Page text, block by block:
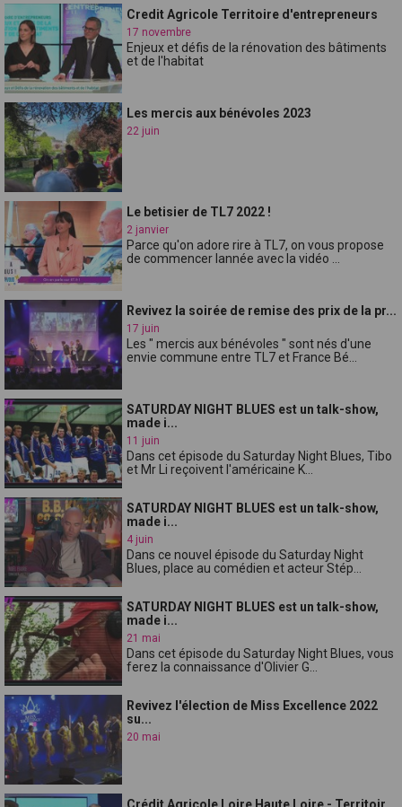
Credit Agricole Territoire d'entrepreneurs
17 novembre
Enjeux et défis de la rénovation des bâtiments
et de l'habitat
Les mercis aux bénévoles 2023
22 juin
Le betisier de TL7 2022 !
2 janvier
Parce qu'on adore rire à TL7, on vous propose
de commencer lannée avec la vidéo ...
Revivez la soirée de remise des prix de la pr...
17 juin
Les " mercis aux bénévoles " sont nés d'une
envie commune entre TL7 et France Bé...
SATURDAY NIGHT BLUES est un talk-show,
made i...
11 juin
Dans cet épisode du Saturday Night Blues, Tibo
et Mr Li reçoivent l'américaine K...
SATURDAY NIGHT BLUES est un talk-show,
made i...
4 juin
Dans ce nouvel épisode du Saturday Night
Blues, place au comédien et acteur Stép...
SATURDAY NIGHT BLUES est un talk-show,
made i...
21 mai
Dans cet épisode du Saturday Night Blues, vous
ferez la connaissance d'Olivier G...
Revivez l'élection de Miss Excellence 2022
su...
20 mai
Crédit Agricole Loire Haute Loire - Territoir...